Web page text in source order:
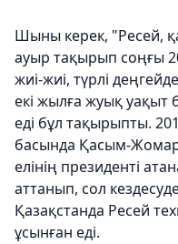
Шыны керек, "Ресей,
ауыр тақырып соңғы
жиі-жиі, түрлі
екі жылға жуық уақыт
еді бұл тақырыпты.
басында Қасым-
елінің президенті
аттанып, сол
Қазақстанда Ресей
ұсынған еді.